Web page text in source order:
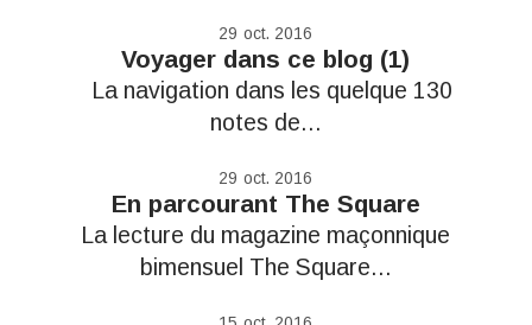
29 oct. 2016
Voyager dans ce blog (1)
La navigation dans les quelque 130
notes de...
29 oct. 2016
En parcourant The Square
La lecture du magazine maçonnique
bimensuel The Square...